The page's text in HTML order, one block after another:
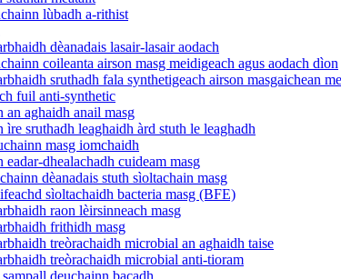
lùbadh a-rithist
dèanadais lasair-lasair aodach
coileanta airson masg meidigeach agus aodach dìon
sruthadh fala synthetigeach airson masgaichean
fuil anti-synthetic
an aghaidh anail masg
ìre sruthadh leaghaidh àrd stuth le leaghadh
masg iomchaidh
eadar-dhealachadh cuideam masg
dèanadais stuth sìoltachain masg
sìoltachaidh bacteria masg (BFE)
raon lèirsinneach masg
frithidh masg
treòrachaidh microbial an aghaidh taise
treòrachaidh microbial anti-tioram
sampall deuchainn bacadh